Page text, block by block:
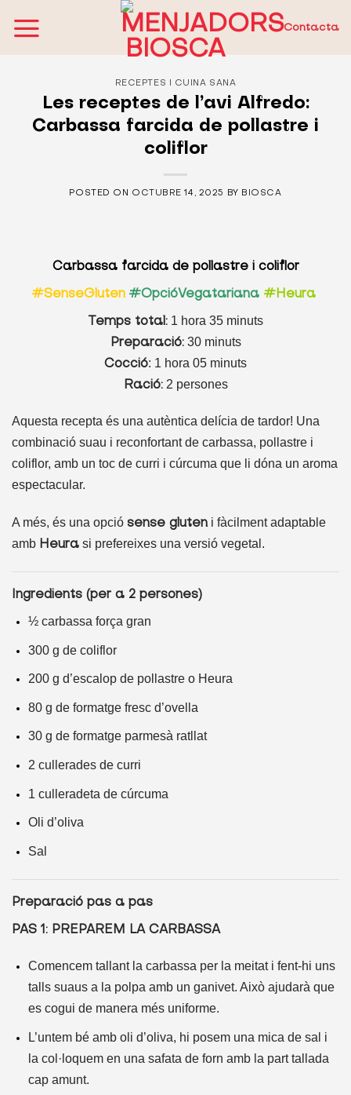
Contacta
RECEPTES I CUINA SANA
Les receptes de l’avi Alfredo:
Carbassa farcida de pollastre i
coliflor
POSTED ON OCTUBRE 14, 2025 BY BIOSCA
Carbassa farcida de pollastre i coliflor
#SenseGluten #OpcióVegatariana #Heura
Temps total: 1 hora 35 minuts
Preparació:30 minuts
Cocció: 1 hora 05 minuts
Ració:2 persones
Aquesta recepta és una autèntica delícia de tardor! Una
combinació suau i reconfortant de carbassa, pollastre i
coliflor, amb un toc de curri i cúrcuma que li dóna un aroma
espectacular.
A més, és una opció sense gluten i fàcilment adaptable
amb Heura si prefereixes una versió vegetal.
Ingredients (per a 2 persones)
½ carbassa força gran
300 g de coliflor
200 g d’escalop de pollastre o Heura
80 g de formatge fresc d’ovella
30 g de formatge parmesà ratllat
2 cullerades de curri
1 culleradeta de cúrcuma
Oli d’oliva
Sal
Preparació pas a pas
PAS 1: PREPAREM LA CARBASSA
Comencem tallant la carbassa per la meitat i fent-hi uns
talls suaus a la polpa amb un ganivet. Això ajudarà que
es cogui de manera més uniforme.
L’untem bé amb oli d’oliva, hi posem una mica de sal i
la col·loquem en una safata de forn amb la part tallada
cap amunt.